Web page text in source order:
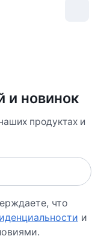
и новинок
продуктах и
что
и